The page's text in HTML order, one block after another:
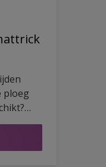
ploeg
trainen.